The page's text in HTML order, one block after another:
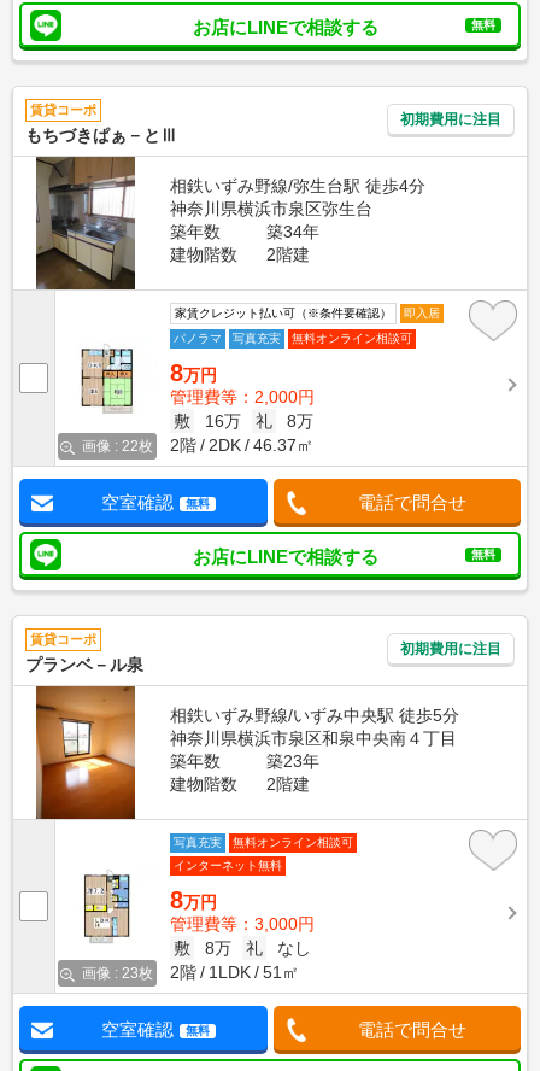
お店にLINEで相談する 無料
賃貸コーポ
もちづきぱぁ－とⅢ
初期費用に注目
相鉄いずみ野線/弥生台駅 徒歩4分
神奈川県横浜市泉区弥生台
築年数
築34年
建物階数
2階建
画像 : 22枚
家賃クレジット払い可（※条件要確認）
即入居
パノラマ
写真充実 無料オンライン相談可
8万円
管理費等：2,000円
敷
16万 礼
8万
2階
2DK 46.37㎡
空室確認 無料 電話で問合せ
お店にLINEで相談する 無料
賃貸コーポ
プランベ－ル泉
初期費用に注目
相鉄いずみ野線/いずみ中央駅 徒歩5分
神奈川県横浜市泉区和泉中央南４丁目
築年数
築23年
建物階数
2階建
画像 : 23枚
写真充実
無料オンライン相談可
インターネット無料
8万円
管理費等：3,000円
敷
8万 礼
なし
2階
1LDK 51㎡
空室確認 無料 電話で問合せ